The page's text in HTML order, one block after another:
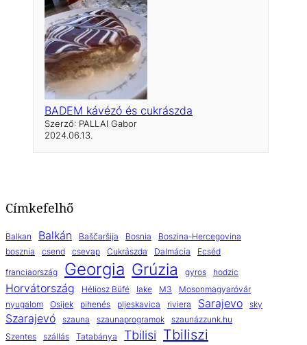
BADEM kávézó és cukrászda
Szerző: PALLAI Gabor
2024.06.13.
Címkefelhő
Balkan Balkán Baščaršija Bosnia
Boszina-Hercegovina
bosznia
csend csevap Cukrászda Dalmácia
Ecséd
franciaország
Georgia Grúzia gyros hodzic
Horvátország Héliosz Büfé lake M3
Mosonmagyaróvár
nyugalom
Osijek pihenés pljeskavica riviera Sarajevo sky
Szarajevó szauna szaunaprogramok
szaunázzunk.hu
Szentes
szállás Tatabánya Tbilisi Tbiliszi